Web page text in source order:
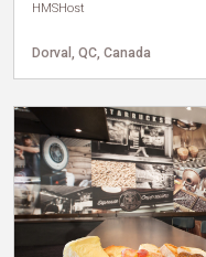
HMSHost
Dorval, QC, Canada